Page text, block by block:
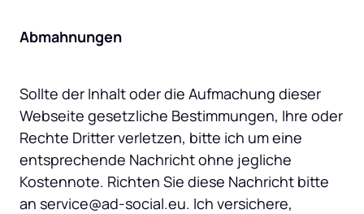
Abmahnungen
Sollte der Inhalt oder die Aufmachung dieser
Webseite gesetzliche Bestimmungen, Ihre oder
Rechte Dritter verletzen, bitte ich um eine
entsprechende Nachricht ohne jegliche
Kostennote. Richten Sie diese Nachricht bitte
an service@ad-social.eu. Ich versichere,